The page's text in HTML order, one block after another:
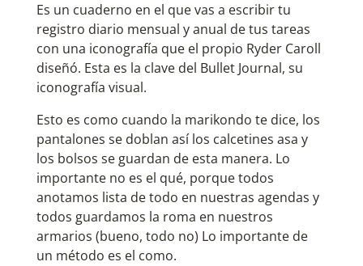
Es un cuaderno en el que vas a escribir tu
registro diario mensual y anual de tus tareas
con una iconografía que el propio Ryder Caroll
diseñó. Esta es la clave del Bullet Journal, su
iconografía visual.
Esto es como cuando la marikondo te dice, los
pantalones se doblan así los calcetines asa y
los bolsos se guardan de esta manera. Lo
importante no es el qué, porque todos
anotamos lista de todo en nuestras agendas y
todos guardamos la roma en nuestros
armarios (bueno, todo no) Lo importante de
un método es el como.